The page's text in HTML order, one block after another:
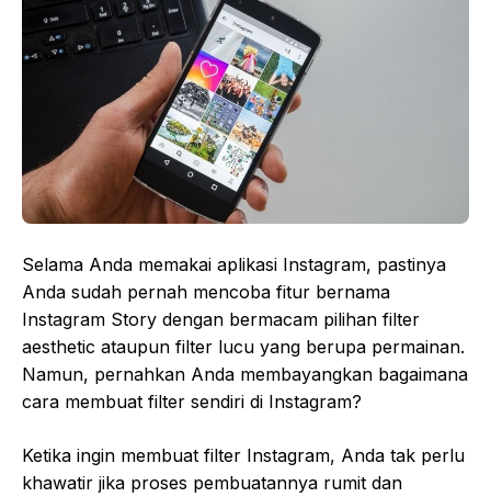
Selama Anda memakai aplikasi Instagram, pastinya
Anda sudah pernah mencoba fitur bernama
Instagram Story dengan bermacam pilihan filter
aesthetic ataupun filter lucu yang berupa permainan.
Namun, pernahkan Anda membayangkan bagaimana
cara membuat filter sendiri di Instagram?
Ketika ingin membuat filter Instagram, Anda tak perlu
khawatir jika proses pembuatannya rumit dan